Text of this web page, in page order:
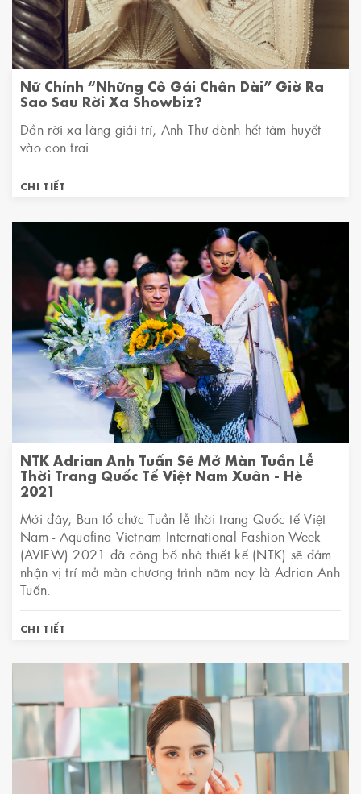
Nữ Chính “Những Cô Gái Chân Dài” Giờ Ra
Sao Sau Rời Xa Showbiz?
Dần rời xa làng giải trí, Anh Thư dành hết tâm huyết
vào con trai.
CHI TIẾT
NTK ​Adrian Anh Tuấn Sẽ Mở Màn Tuần Lễ
Thời Trang Quốc Tế Việt Nam Xuân - Hè
2021
Mới đây, Ban tổ chức Tuần lễ thời trang Quốc tế Việt
Nam - Aquafina Vietnam International Fashion Week
(AVIFW) 2021 đã công bố nhà thiết kế (NTK) sẽ đảm
nhận vị trí mở màn chương trình năm nay là Adrian Anh
Tuấn.
CHI TIẾT